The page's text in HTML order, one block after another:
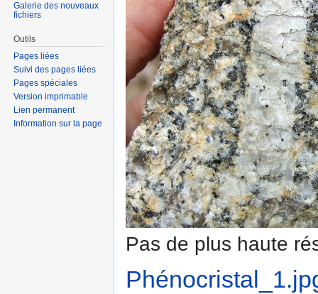
Pas de plus haute
Galerie des nouveaux
fichiers
Outils
Pages liées
Suivi des pages liées
Pages spéciales
Version imprimable
Lien permanent
Information sur la page